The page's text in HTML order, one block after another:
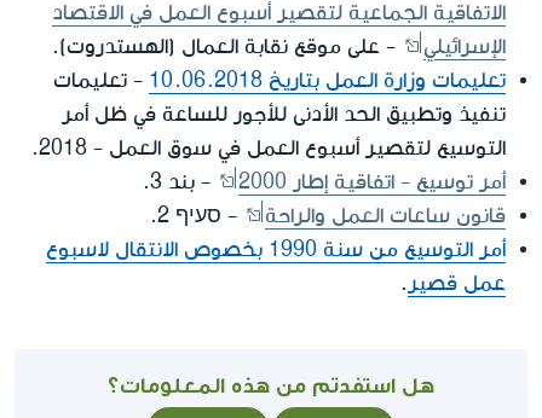
الاتفاقية الجماعية لتقصير أسبوع العمل في الاقتصاد
الإسرائيلي
- على موقع نقابة العمال (الهستدروت).
تعليمات وزارة العمل بتاريخ 10.06.2018
- تعليمات
تنفيذ وتطبيق الحد الأدنى للأجور للساعة في ظل أمر
التوسيع لتقصير أسبوع العمل في سوق العمل - 2018.
أمر توسيع - اتفاقية إطار 2000
- بند 3.
قانون ساعات العمل والراحة
- סעיף 2.
أمر التوسيع من سنة 1990 بخصوص الانتقال لاسبوع
عمل قصير .
هل استفدتم من هذه المعلومات؟